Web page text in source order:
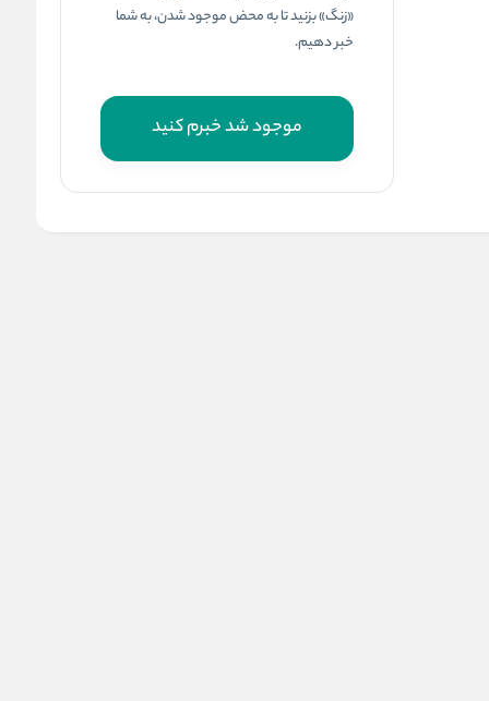
«زنگ» بزنید تا به محض موجود شدن، به شما
خبر دهیم.
موجود شد خبرم کنید